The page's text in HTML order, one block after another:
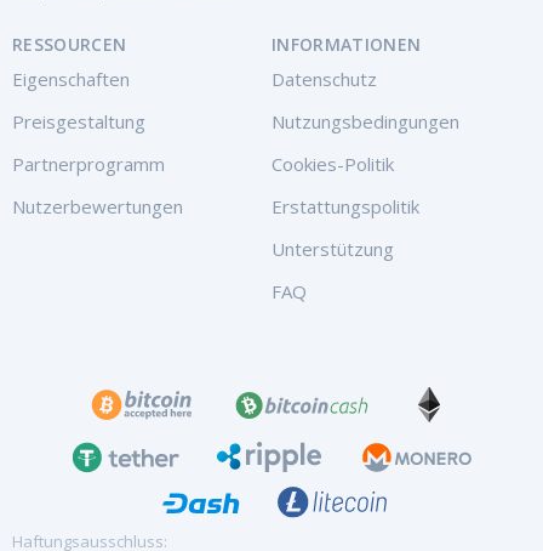
RESSOURCEN
Eigenschaften
Preisgestaltung
Partnerprogramm
Nutzerbewertungen
INFORMATIONEN
Datenschutz
Nutzungsbedingungen
Cookies-Politik
Erstattungspolitik
Unterstützung
FAQ
Haftungsausschluss: